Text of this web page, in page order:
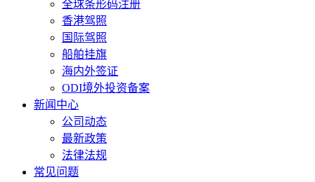
全球条形码注册
香港驾照
国际驾照
船舶挂旗
海内外签证
ODI境外投资备案
新闻中心
公司动态
最新政策
法律法规
常见问题